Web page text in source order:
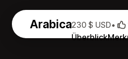
Arabica
Überblick
230 $ USD•